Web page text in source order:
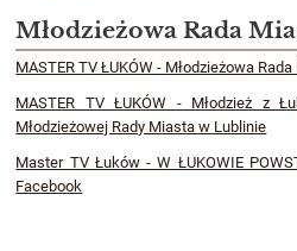
Młodzieżowa Rada
MASTER TV ŁUKÓW - Młodzieżowa
MASTER TV ŁUKÓW - Młodzież z
Młodzieżowej Rady Miasta w Lublinie
Master TV Łuków - W ŁUKOWIE
Facebook